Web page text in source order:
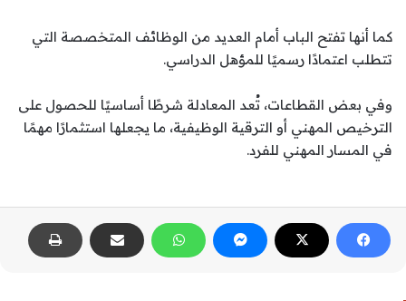
كما أنها تفتح الباب أمام العديد من الوظائف المتخصصة التي
تتطلب اعتمادًا رسميًا للمؤهل الدراسي.
وفي بعض القطاعات، تُعد المعادلة شرطًا أساسيًا للحصول على
الترخيص المهني أو الترقية الوظيفية، ما يجعلها استثمارًا مهمًا
في المسار المهني للفرد.